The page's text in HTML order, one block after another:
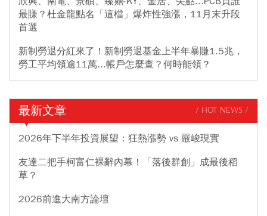
最賺？杜金龍點名「這檔」爆炸性強漲，11月末升段
首選
新制勞退分紅來了！新制勞退基金上半年暴賺1.5兆，
勞工平均領逾11萬...帳戶怎麼查？何時能領？
最新文章 / HOT NEWS /
2026年下半年投資展望：狂熱漲勢 vs 嚴峻現實
友達二把手柯富仁裸辭內幕！「落後群創」成最後稻
草？
2026前進大南方論壇